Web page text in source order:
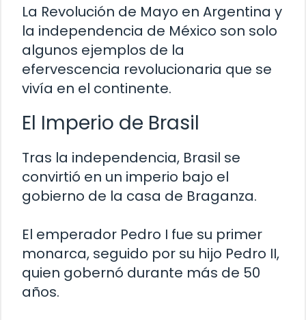
La Revolución de Mayo en Argentina y
la independencia de México son solo
algunos ejemplos de la
efervescencia revolucionaria que se
vivía en el continente.
El Imperio de Brasil
Tras la independencia, Brasil se
convirtió en un imperio bajo el
gobierno de la casa de Braganza.
El emperador Pedro I fue su primer
monarca, seguido por su hijo Pedro II,
quien gobernó durante más de 50
años.